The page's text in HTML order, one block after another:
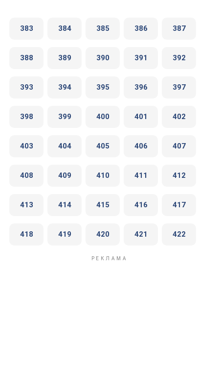
383 384 385 386 387
388 389 390 391 392
393 394 395 396 397
398 399 400 401 402
403 404 405 406 407
408 409 410 411 412
413 414 415 416 417
418 419 420 421 422